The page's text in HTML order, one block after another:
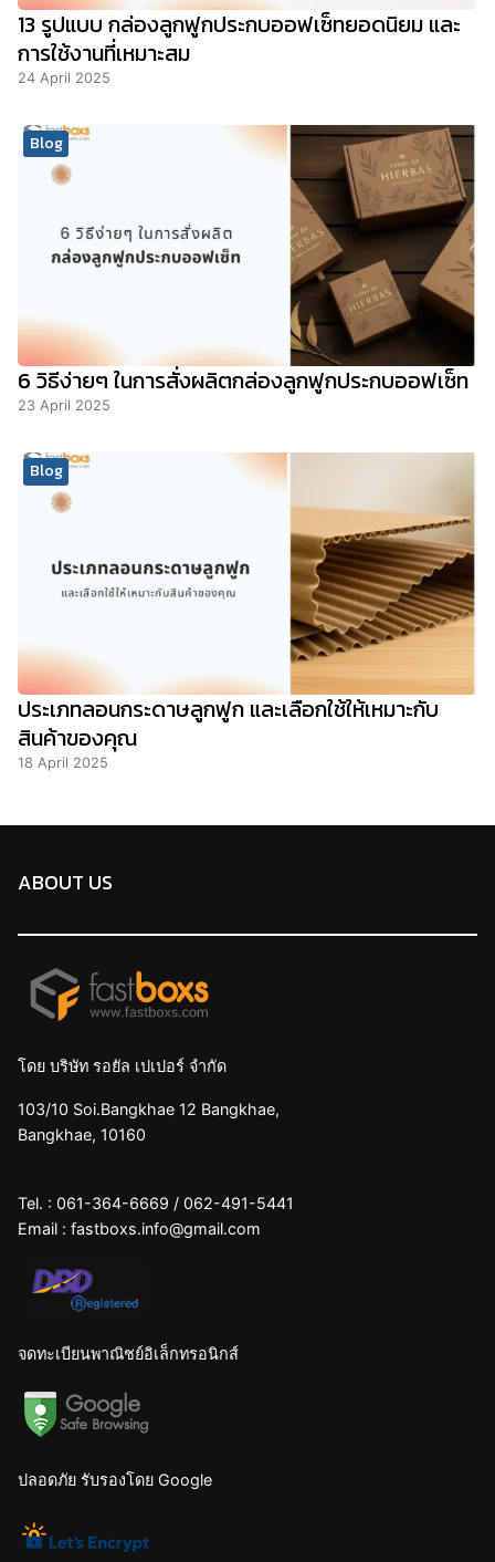
13 รูปแบบ กล่องลูกฟูกประกบออฟเซ็ทยอดนิยม และ
การใช้งานที่เหมาะสม
24 April 2025
Blog
6 วิธีง่ายๆ ในการสั่งผลิตกล่องลูกฟูกประกบออฟเซ็ท
23 April 2025
Blog
ประเภทลอนกระดาษลูกฟูก และเลือกใช้ให้เหมาะกับ
สินค้าของคุณ
18 April 2025
ABOUT US
โดย บริษัท รอยัล เปเปอร์ จำกัด
103/10 Soi.Bangkhae 12 Bangkhae,
Bangkhae, 10160
Tel. : 061-364-6669 / 062-491-5441
Email : fastboxs.info@gmail.com
จดทะเบียนพาณิชย์อิเล็กทรอนิกส์
ปลอดภัย รับรองโดย Google